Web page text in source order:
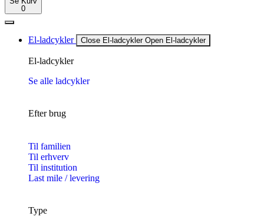
0
El-ladcykler Close El-ladcykler Open El-ladcykler
El-ladcykler
Se alle ladcykler
Efter brug
Til familien
Til erhverv
Til institution
Last mile / levering
Type